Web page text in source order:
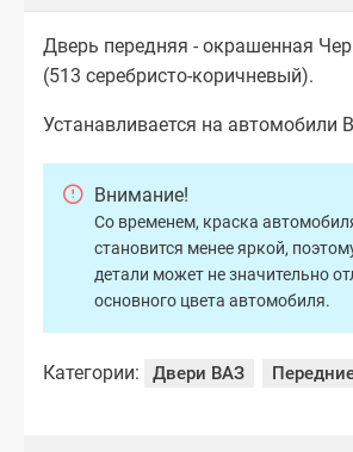
Дверь передняя - окрашенная
(513 серебристо-коричневый).
Устанавливается на автомобили
Внимание!
Со временем, краска
становится менее яркой,
детали может не значительно
основного цвета автомобиля.
Категории: Двери ВАЗ